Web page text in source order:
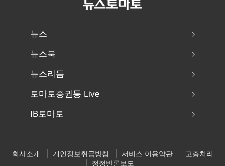
뉴스
뉴스북
뉴스리듬
토마토증권통 Live
IB토마토
회사소개 개인정보취급방침 서비스 이용약관
고충처리
정정반론보도